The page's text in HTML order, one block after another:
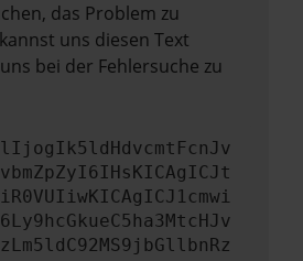
das Problem zu
uns diesen Text
bei der Fehlersuche zu